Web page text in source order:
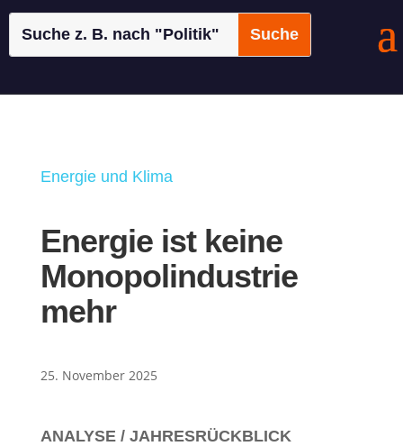
Energie und Klima
Energie ist keine
Monopolindustrie
mehr
25. November 2025
ANALYSE / JAHRESRÜCKBLICK